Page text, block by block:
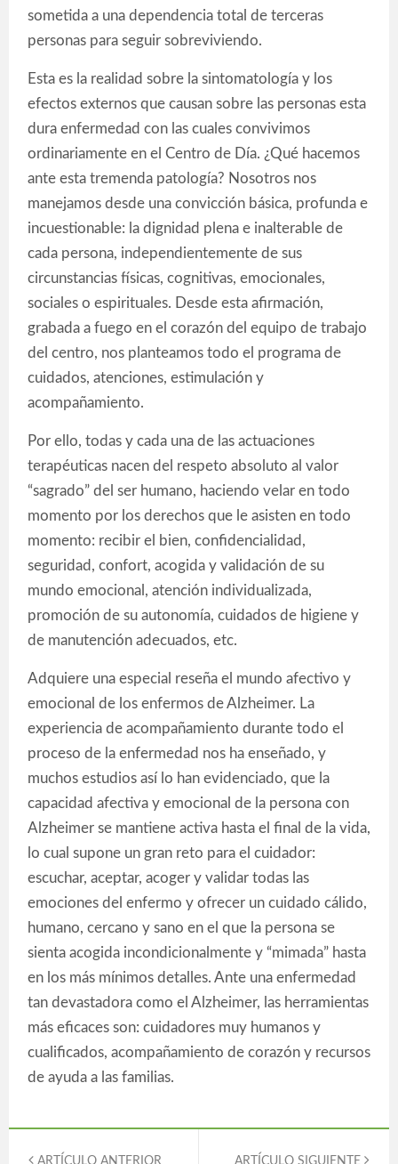
sometida a una dependencia total de terceras
personas para seguir sobreviviendo.
Esta es la realidad sobre la sintomatología y los
efectos externos que causan sobre las personas esta
dura enfermedad con las cuales convivimos
ordinariamente en el Centro de Día. ¿Qué hacemos
ante esta tremenda patología? Nosotros nos
manejamos desde una convicción básica, profunda e
incuestionable: la dignidad plena e inalterable de
cada persona, independientemente de sus
circunstancias físicas, cognitivas, emocionales,
sociales o espirituales. Desde esta afirmación,
grabada a fuego en el corazón del equipo de trabajo
del centro, nos planteamos todo el programa de
cuidados, atenciones, estimulación y
acompañamiento.
Por ello, todas y cada una de las actuaciones
terapéuticas nacen del respeto absoluto al valor
“sagrado” del ser humano, haciendo velar en todo
momento por los derechos que le asisten en todo
momento: recibir el bien, confidencialidad,
seguridad, confort, acogida y validación de su
mundo emocional, atención individualizada,
promoción de su autonomía, cuidados de higiene y
de manutención adecuados, etc.
Adquiere una especial reseña el mundo afectivo y
emocional de los enfermos de Alzheimer. La
experiencia de acompañamiento durante todo el
proceso de la enfermedad nos ha enseñado, y
muchos estudios así lo han evidenciado, que la
capacidad afectiva y emocional de la persona con
Alzheimer se mantiene activa hasta el final de la vida,
lo cual supone un gran reto para el cuidador:
escuchar, aceptar, acoger y validar todas las
emociones del enfermo y ofrecer un cuidado cálido,
humano, cercano y sano en el que la persona se
sienta acogida incondicionalmente y “mimada” hasta
en los más mínimos detalles. Ante una enfermedad
tan devastadora como el Alzheimer, las herramientas
más eficaces son: cuidadores muy humanos y
cualificados, acompañamiento de corazón y recursos
de ayuda a las familias.
ARTÍCULO ANTERIOR ARTÍCULO SIGUIENTE